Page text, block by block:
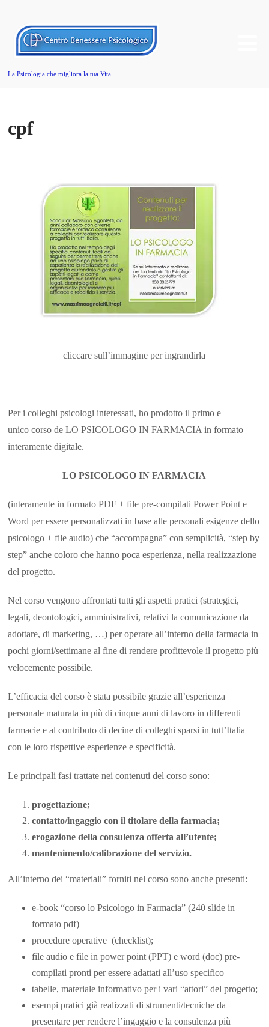
La Psicologia che migliora la tua Vita
cpf
cliccare sull’immagine per ingrandirla
Per i colleghi psicologi interessati, ho prodotto il primo e
unico corso de LO PSICOLOGO IN FARMACIA in formato
interamente digitale.
LO PSICOLOGO IN FARMACIA
(interamente in formato PDF + file pre-compilati Power Point e
Word per essere personalizzati in base alle personali esigenze dello
psicologo + file audio) che “accompagna” con semplicità, “step by
step” anche coloro che hanno poca esperienza, nella realizzazione
del progetto.
Nel corso vengono affrontati tutti gli aspetti pratici (strategici,
legali, deontologici, amministrativi, relativi la comunicazione da
adottare, di marketing, …) per operare all’interno della farmacia in
pochi giorni/settimane al fine di rendere profittevole il progetto più
velocemente possibile.
L’efficacia del corso è stata possibile grazie all’esperienza
personale maturata in più di cinque anni di lavoro in differenti
farmacie e al contributo di decine di colleghi sparsi in tutt’Italia
con le loro rispettive esperienze e specificità.
Le principali fasi trattate nei contenuti del corso sono:
progettazione;
contatto/ingaggio con il titolare della farmacia;
erogazione della consulenza offerta all’utente;
mantenimento/calibrazione del servizio.
All’interno dei “materiali” forniti nel corso sono anche presenti:
e-book “corso lo Psicologo in Farmacia” (240 slide in
formato pdf)
procedure operative (checklist);
file audio e file in power point (PPT) e word (doc) pre-
compilati pronti per essere adattati all’uso specifico
tabelle, materiale informativo per i vari “attori” del progetto;
esempi pratici già realizzati di strumenti/tecniche da
presentare per rendere l’ingaggio e la consulenza più